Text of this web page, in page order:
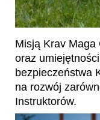
Misją Krav Maga
oraz
bezpieczeństwa
na rozwój
Instruktorów.